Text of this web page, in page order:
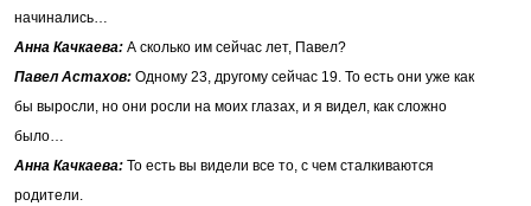
начинались…
Анна Качкаева: А сколько им сейчас лет, Павел?
Павел Астахов: Одному 23, другому сейчас 19. То есть они уже как
бы выросли, но они росли на моих глазах, и я видел, как сложно
было…
Анна Качкаева: То есть вы видели все то, с чем сталкиваются
родители.